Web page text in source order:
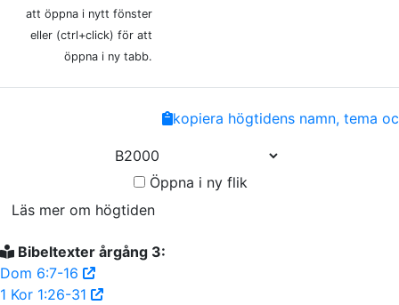
att öppna i nytt fönster
eller (ctrl+click) för att
öppna i ny tabb.
EmailCopy
kopiera högtidens namn, tema
Öppna i ny flik
Läs mer om högtiden
Bibeltexter årgång 3:
Dom 6:7-16
1 Kor 1:26-31